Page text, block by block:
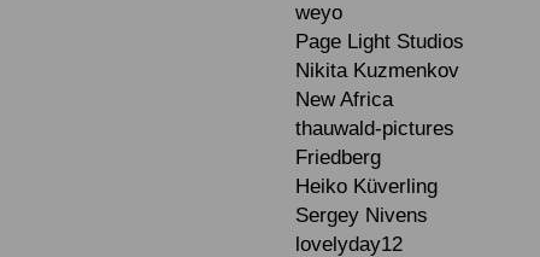
weyo
Page Light Studios
Nikita Kuzmenkov
New Africa
thauwald-pictures
Friedberg
Heiko Küverling
Sergey Nivens
lovelyday12